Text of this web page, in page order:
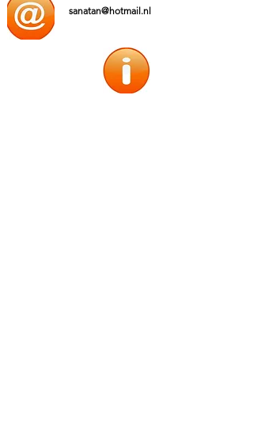
sanatan@hotmail.nl